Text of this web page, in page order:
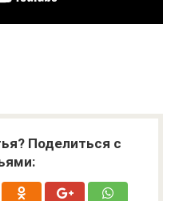
Поделиться с